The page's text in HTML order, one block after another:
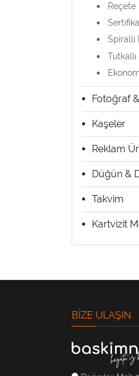
Reçete
Sertifika
Spiralli
Fotoğraf
Kaşeler
Reklam
Düğün &
Takvim
Kartvizit
BIZE ULAŞIN